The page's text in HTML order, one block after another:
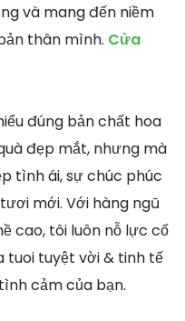
và mang đến niềm
thân mình. Cửa
đúng bản chất hoa
đẹp mắt, nhưng mà
tình ái, sự chúc phúc
mới. Với hàng ngũ
cao, tôi luôn nỗ lực cố
tuoi tuyệt vời & tinh tế
cảm của bạn.